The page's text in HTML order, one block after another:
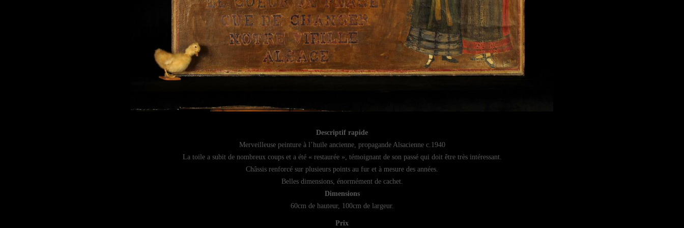
Descriptif rapide
Merveilleuse peinture à l’huile ancienne, propagande Alsacienne c.1940
La toile a subit de nombreux coups et a été « restaurée », témoignant de son passé qui doit être très intéressant.
Châssis renforcé sur plusieurs points au fur et à mesure des années.
Belles dimensions, énormément de cachet.
Dimensions
60cm de hauteur, 100cm de largeur.
Prix